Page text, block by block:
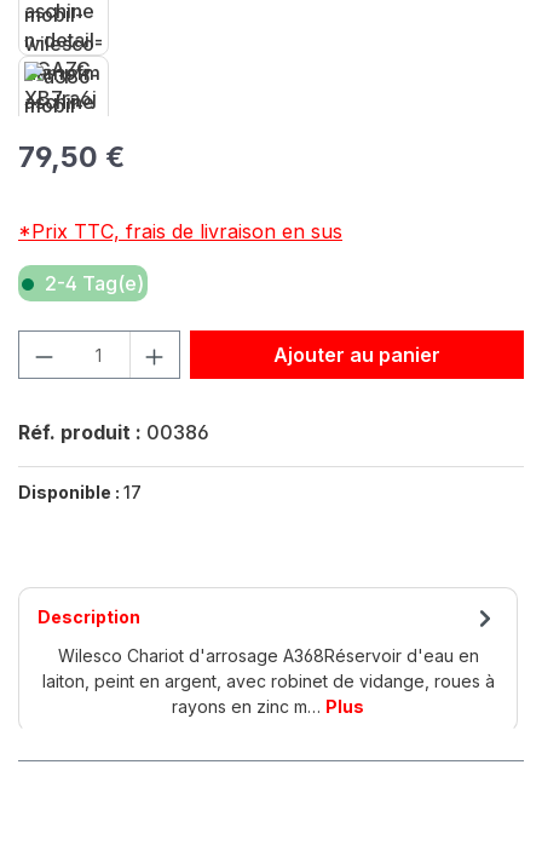
Prix régulier :
79,50 €
*Prix TTC, frais de livraison en sus
2-4 Tag(e)
Quantité de produit : Entrez la quantité souhaitée ou
Ajouter au panier
Réf. produit : 00386
Disponible : 17
Description
Wilesco Chariot d'arrosage A368Réservoir d'eau en
laiton, peint en argent, avec robinet de vidange, roues à
rayons en zinc m… Plus